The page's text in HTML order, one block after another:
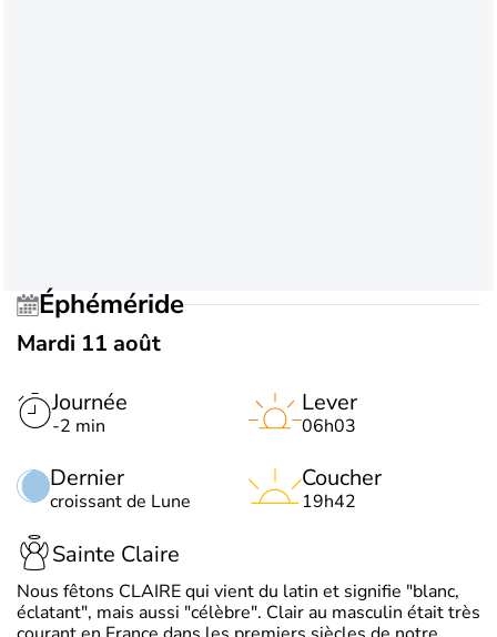
Éphéméride
Mardi 11 août
Journée
-2 min
Dernier
croissant de Lune
Lever
06h03
Coucher
19h42
Sainte Claire
Nous fêtons CLAIRE qui vient du latin et signifie "blanc,
éclatant", mais aussi "célèbre". Clair au masculin était très